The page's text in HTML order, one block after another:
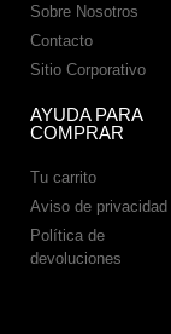
Sobre Nosotros
Contacto
Sitio Corporativo
AYUDA PARA
COMPRAR
Tu carrito
Aviso de privacidad
Política de
devoluciones